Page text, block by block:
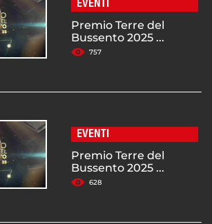
EVENTI
Premio Terre del
Bussento 2025 ...
757
EVENTI
Premio Terre del
Bussento 2025 ...
628